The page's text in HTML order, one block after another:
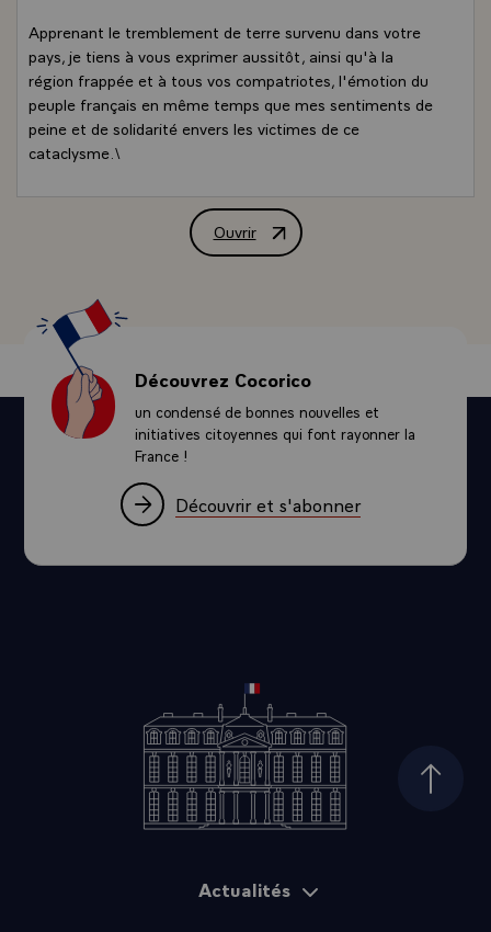
Apprenant le tremblement de terre survenu dans votre
pays, je tiens à vous exprimer aussitôt, ainsi qu'à la
région frappée et à tous vos compatriotes, l'émotion du
peuple français en même temps que mes sentiments de
peine et de solidarité envers les victimes de ce
cataclysme.\
Ouvrir
Télégramme de M. François
Découvrez Cocorico
un condensé de bonnes nouvelles et
initiatives citoyennes qui font rayonner la
France !
Découvrir et s'abonner
Haut
Actualités